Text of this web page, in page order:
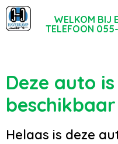
WELKOM BIJ
TELEFOON
Deze auto
beschikbaar
Helaas is deze